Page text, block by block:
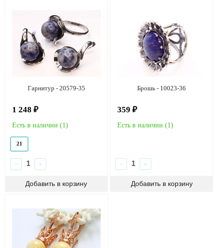
Гарнитур - 20579-35
1 248 ₽
Есть в наличии (1 )
21
− +
Брошь - 10023-36
359 ₽
Есть в наличии (1)
− +